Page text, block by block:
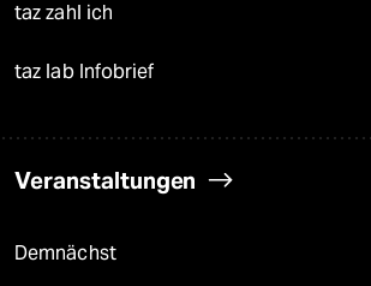
taz zahl ich
taz lab Infobrief
Veranstaltungen
Demnächst